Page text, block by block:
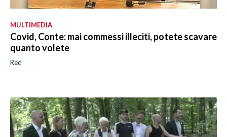
MULTIMEDIA
Covid, Conte: mai commessi illeciti, potete scavare
quanto volete
Red